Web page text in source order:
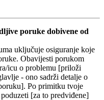
poruke dobivene od
uključuje osiguranje koje
Obavijesti porukom
icu o problemu [priloži
- ono sadrži detalje o
Po primitku tvoje
[za to predviđene]